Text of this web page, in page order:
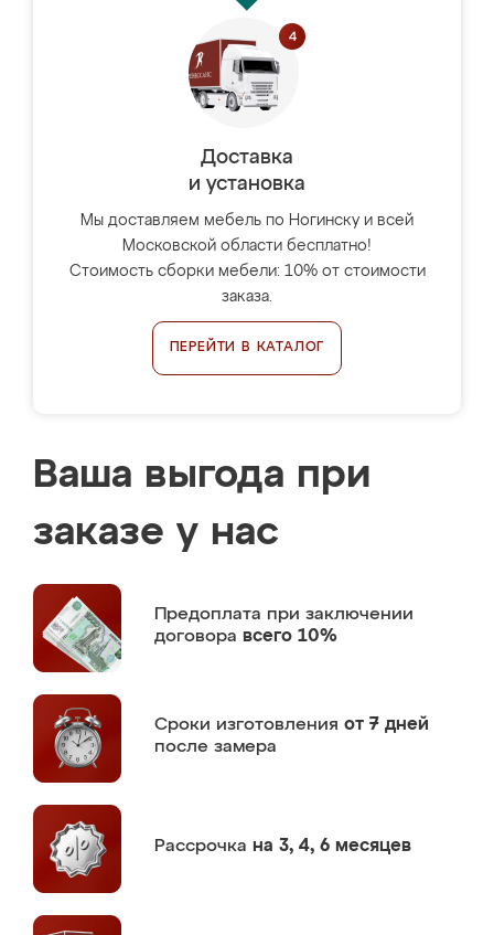
Доставка
и установка
Мы доставляем мебель по Ногинску и всей
Московской области бесплатно!
Стоимость сборки мебели: 10% от стоимости
заказа.
ПЕРЕЙТИ В КАТАЛОГ
Ваша выгода при
заказе у нас
Предоплата при заключении
договора всего 10%
Сроки изготовления от 7 дней
после замера
Рассрочка на 3, 4, 6 месяцев